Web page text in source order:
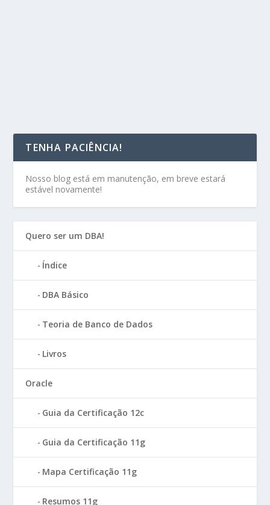
TENHA PACIÊNCIA!
Nosso blog está em manutenção, em breve estará
estável novamente!
Quero ser um DBA!
Índice
DBA Básico
Teoria de Banco de Dados
Livros
Oracle
Guia da Certificação 12c
Guia da Certificação 11g
Mapa Certificação 11g
Resumos 11g